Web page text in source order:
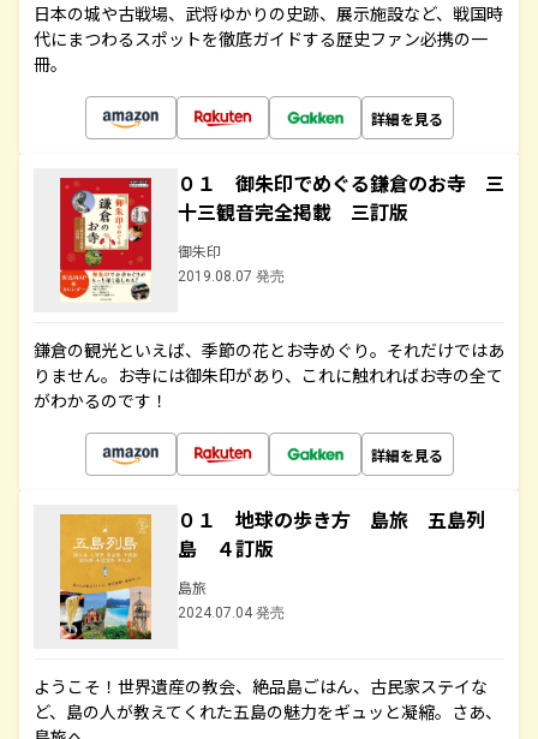
日本の城や古戦場、武将ゆかりの史跡、展示施設など、戦国時
代にまつわるスポットを徹底ガイドする歴史ファン必携の一
冊。
詳細を見る
０１ 御朱印でめぐる鎌倉のお寺 三
十三観音完全掲載 三訂版
御朱印
2019.08.07 発売
鎌倉の観光といえば、季節の花とお寺めぐり。それだけではあ
りません。お寺には御朱印があり、これに触れればお寺の全て
がわかるのです！
詳細を見る
０１ 地球の歩き方 島旅 五島列
島 ４訂版
島旅
2024.07.04 発売
ようこそ！世界遺産の教会、絶品島ごはん、古民家ステイな
ど、島の人が教えてくれた五島の魅力をギュッと凝縮。さあ、